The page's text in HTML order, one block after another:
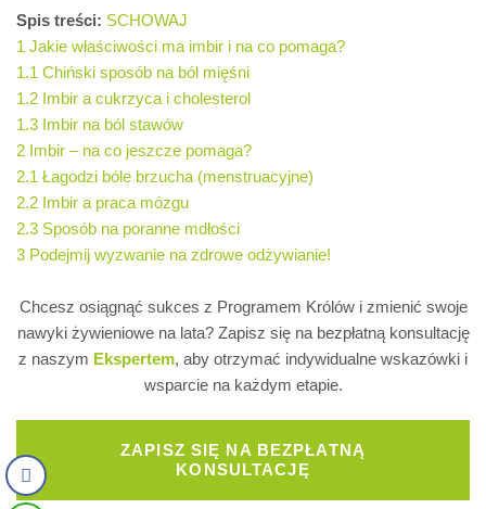
Spis treści: SCHOWAJ
1 Jakie właściwości ma imbir i na co pomaga?
1.1 Chiński sposób na ból mięśni
1.2 Imbir a cukrzyca i cholesterol
1.3 Imbir na ból stawów
2 Imbir – na co jeszcze pomaga?
2.1 Łagodzi bóle brzucha (menstruacyjne)
2.2 Imbir a praca mózgu
2.3 Sposób na poranne mdłości
3 Podejmij wyzwanie na zdrowe odżywianie!
Chcesz osiągnąć sukces z Programem Królów i zmienić swoje
nawyki żywieniowe na lata? Zapisz się na bezpłatną konsultację
z naszym Ekspertem, aby otrzymać indywidualne wskazówki i
wsparcie na każdym etapie.
ZAPISZ SIĘ NA BEZPŁATNĄ
KONSULTACJĘ